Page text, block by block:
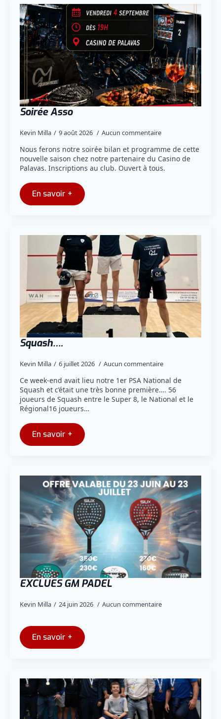
Soirée Asso
Kevin Milla 9 août 2026 Aucun commentaire
Nous ferons notre soirée bilan et programme de cette
nouvelle saison chez notre partenaire du Casino de
Palavas. Inscriptions au club. Ouvert à tous.
En savoir +
Squash….
Kevin Milla 6 juillet 2026 Aucun commentaire
Ce week-end avait lieu notre 1er PSA National de
Squash et c’était une très bonne première…. 56
joueurs de Squash entre le Super 8, le National et le
Régional16 joueurs…
En savoir +
EXCLUES GM PADEL
Kevin Milla 24 juin 2026 Aucun commentaire
En savoir +